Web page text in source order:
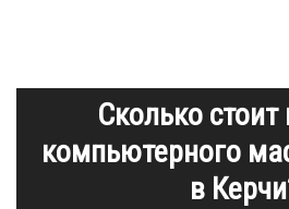
Сколько
компьютерного
в